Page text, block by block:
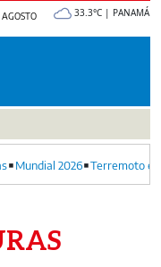
33.3°C | PANAMÁ
Mundial 2026 Terremoto